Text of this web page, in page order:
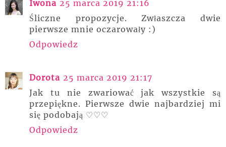
Iwona 25 marca 2019 21:16
Śliczne propozycje. Zwłaszcza dwie
pierwsze mnie oczarowały :)
Odpowiedz
Dorota 25 marca 2019 21:17
Jak tu nie zwariować jak wszystkie są
przepiękne. Pierwsze dwie najbardziej mi
się podobają ♡♡♡
Odpowiedz